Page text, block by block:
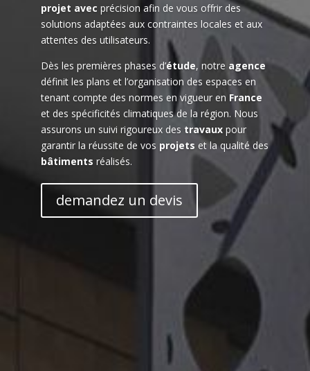
projet avec précision afin de vous offrir des
solutions adaptées aux contraintes locales et aux
attentes des utilisateurs.
Dès les premières phases d’étude, notre agence
définit les plans et l’organisation des espaces en
tenant compte des normes en vigueur en France
et des spécificités climatiques de la région. Nous
assurons un suivi rigoureux des travauxpour
garantir la réussite de vos projets et la qualité des
bâtiments réalisés.
demandez un devis